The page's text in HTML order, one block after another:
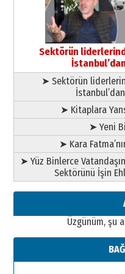
Esat BİNDESEN
Başkan
bir vizyon
02 Ağustos 2026
Sektörün
İstanbul’dan
➤ Sektörün
➤ Kitaplara
➤ Yeni
➤ Kara
➤ Yüz Binlerce
Sektörünü İşin
Üzgünüm, şu